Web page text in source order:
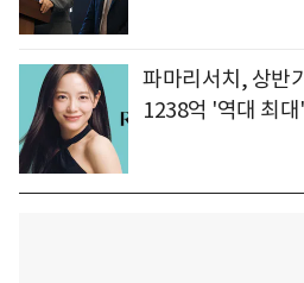
파마리서치, 상반
1238억 '역대 최대'